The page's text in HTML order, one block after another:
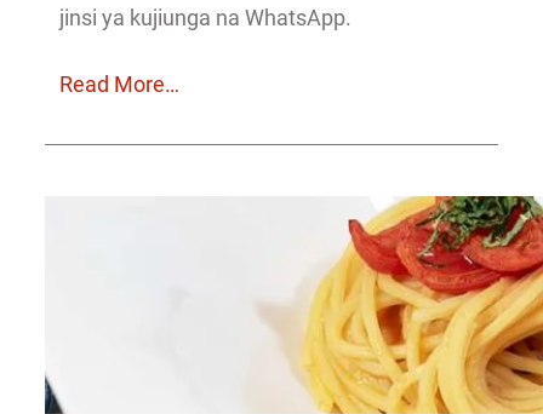
jinsi ya kujiunga na WhatsApp.
Read More…